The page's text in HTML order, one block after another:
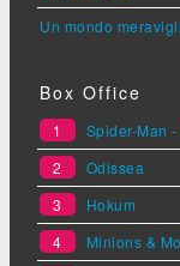
Un mondo
Box Office
1
Spider-Man
2
Odissea
3
Hokum
4
Minions &